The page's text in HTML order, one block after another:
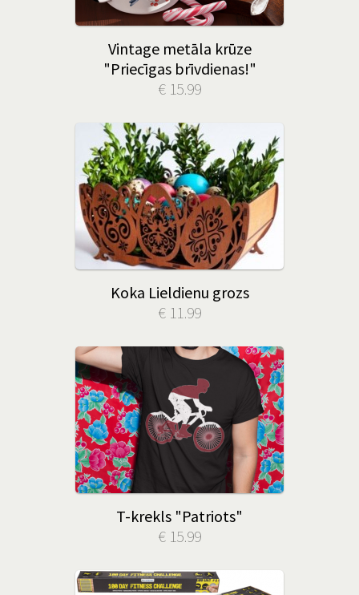
Vintage metāla krūze
"Priecīgas brīvdienas!"
€ 15.99
Koka Lieldienu grozs
€ 11.99
T-krekls "Patriots"
€ 15.99